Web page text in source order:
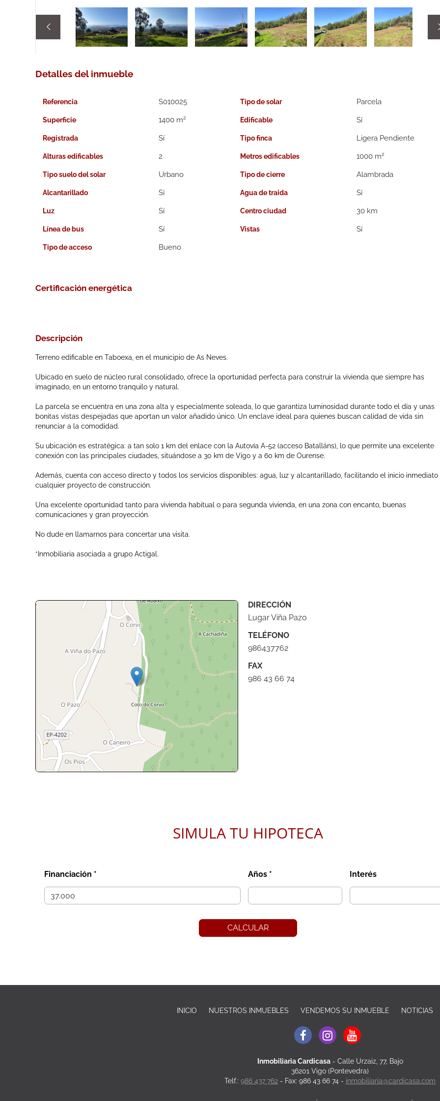

Detalles del inmueble
Referencia S010025 Tipo de solar Parcela
Superficie 1400 m2 Edificable
Registrada Tipo finca Ligera Pendiente
Alturas edificables 2 Metros edificables 1000 m2
Tipo suelo del solar Urbano Tipo de cierre Alambrada
Alcantarillado Agua de traida
Luz Centro ciudad 30 km
Línea de bus Vistas
Tipo de acceso Bueno
Certificación energética
Descripción
Terreno edificable en Taboexa, en el municipio de As Neves.
Ubicado en suelo de núcleo rural consolidado, ofrece la oportunidad perfecta para construir la vivienda que siempre has
imaginado, en un entorno tranquilo y natural.
La parcela se encuentra en una zona alta y especialmente soleada, lo que garantiza luminosidad durante todo el día y unas
bonitas vistas despejadas que aportan un valor añadido único. Un enclave ideal para quienes buscan calidad de vida sin
renunciar a la comodidad.
Su ubicación es estratégica: a tan solo 1 km del enlace con la Autovía A-52 (acceso Batalláns), lo que permite una excelente
conexión con las principales ciudades, situándose a 30 km de Vigo y a 60 km de Ourense.
Además, cuenta con acceso directo y todos los servicios disponibles: agua, luz y alcantarillado, facilitando el inicio inmediato
cualquier proyecto de construcción.
Una excelente oportunidad tanto para vivienda habitual o para segunda vivienda, en una zona con encanto, buenas
comunicaciones y gran proyección.
No dude en llamarnos para concertar una visita.
*Inmobiliaria asociada a grupo Actigal.
Leaflet | © OpenStreetMap contributors
DIRECCIÓN
Lugar Viña Pazo
TELÉFONO
986437762
FAX
986 43 66 74
SIMULA TU HIPOTECA
Financiación * Años * Interés
CALCULAR
INICIO NUESTROS INMUEBLES VENDEMOS SU INMUEBLE NOTICIAS
Inmobiliaria Cardicasa - Calle Urzaiz, 77, Bajo
36201 Vigo (Pontevedra)
Telf.: 986 437 762 - Fax: 986 43 66 74 - inmobiliaria@cardicasa.com